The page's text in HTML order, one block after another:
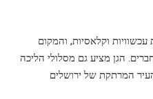
וקלאסיות, והמקום
הגן מציע גם מסלולי הליכה
המרתקת של ירושלים